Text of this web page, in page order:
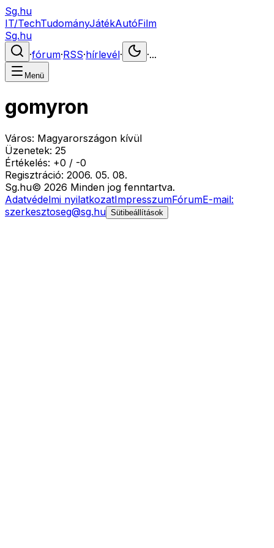
Sg.hu
IT/TechTudományJátékAutóFilm
Sg.hu
·fórum·RSS·hírlevél· ·...
Menü
gomyron
Város: Magyarországon kívül
Üzenetek: 25
Értékelés: +0 / -0
Regisztráció: 2006. 05. 08.
Sg.hu© 2026 Minden jog fenntartva.
Adatvédelmi nyilatkozatImpresszumFórumE-mail:
szerkesztoseg@sg.hu Sütibeállítások